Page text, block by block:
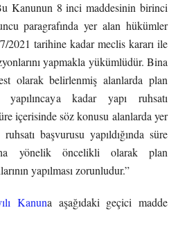
Kanunun 8 inci maddesinin birinci
paragrafında yer alan hükümler
2021 tarihine kadar meclis kararı ile
yapmakla yükümlüdür. Bina
olarak belirlenmiş alanlarda plan
kadar yapı ruhsatı
içerisinde söz konusu alanlarda yer
başvurusu yapıldığında süre
yönelik öncelikli olarak plan
yapılması zorunludur.”
Kanuna aşağıdaki geçici madde